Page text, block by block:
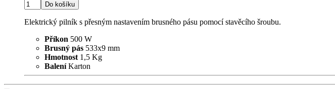
Elektrický pilník s přesným nastavením brusného pásu pomocí stavěcího šroubu.
Příkon 500 W
Brusný pás 533x9 mm
Hmotnost 1,5 Kg
BaleníKarton